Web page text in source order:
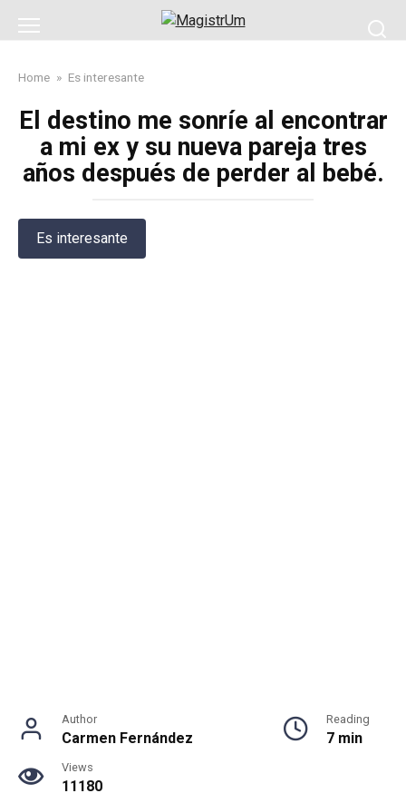
Home » Es interesante
El destino me sonríe al encontrar
a mi ex y su nueva pareja tres
años después de perder al bebé.
Es interesante
Author
Carmen Fernández
Reading
7 min
Views
11180